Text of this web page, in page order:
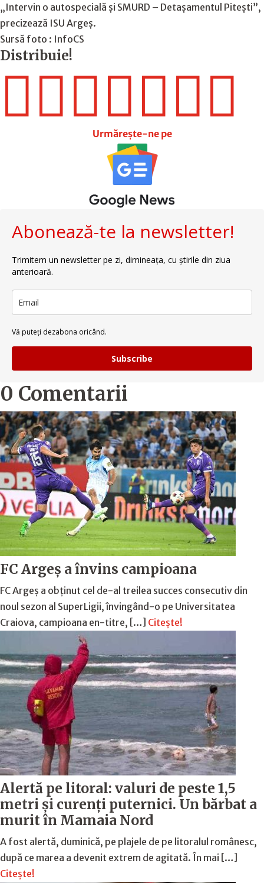
„Intervin o autospecială și SMURD – Detașamentul Pitești”,
precizează ISU Argeș.
Sursă foto : InfoCS
Distribuie!

Urmărește-ne pe
Abonează-te la newsletter!
Trimitem un newsletter pe zi, dimineața, cu știrile din ziua
anterioară.
Vă puteți dezabona oricând.
Subscribe
0 Comentarii
FC Argeş a învins campioana
FC Argeş a obţinut cel de-al treilea succes consecutiv din
noul sezon al SuperLigii, învingând-o pe Universitatea
Craiova, campioana en-titre, […] Citește!
Alertă pe litoral: valuri de peste 1,5
metri și curenți puternici. Un bărbat a
murit în Mamaia Nord
A fost alertă, duminică, pe plajele de pe litoralul românesc,
după ce marea a devenit extrem de agitată. În mai […]
Citește!